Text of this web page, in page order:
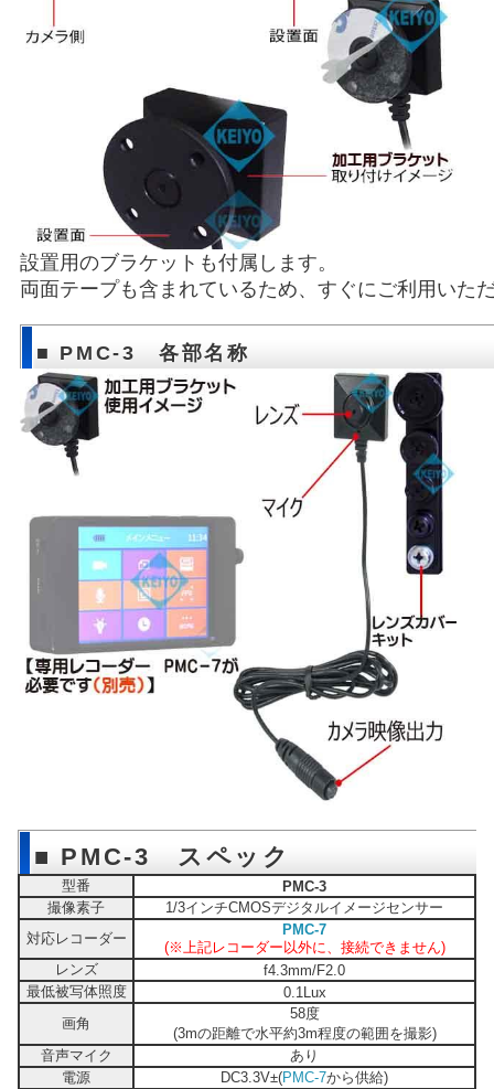
設置用のブラケットも付属します。
両面テープも含まれているため、すぐにご利用いた
■ PMC-3 各部名称
■ PMC-3 スペック
型番
PMC-3
撮像素子
1/3インチCMOSデジタルイメージセンサー
対応レコーダー
PMC-7
(※上記レコーダー以外に、接続できません)
レンズ
f4.3mm/F2.0
最低被写体照度
0.1Lux
画角
58度
(3mの距離で水平約3m程度の範囲を撮影)
音声マイク
あり
電源
DC3.3V±(PMC-7から供給)